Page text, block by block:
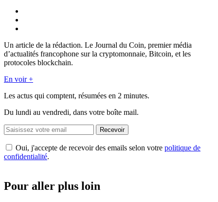
Un article de la rédaction. Le Journal du Coin, premier média
d’actualités francophone sur la cryptomonnaie, Bitcoin, et les
protocoles blockchain.
En voir +
Les actus qui comptent, résumées en 2 minutes.
Du lundi au vendredi, dans votre boîte mail.
Recevoir
Oui, j'accepte de recevoir des emails selon votre politique de
confidentialité.
Pour aller plus loin